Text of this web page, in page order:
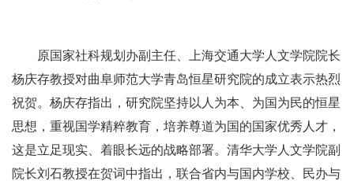
原国家社科规划办副主任、上海交通大学人文学院院长
杨庆存教授对曲阜师范大学青岛恒星研究院的成立表示热烈
祝贺。杨庆存指出，研究院坚持以人为本、为国为民的恒星
思想，重视国学精粹教育，培养尊道为国的国家优秀人才，
这是立足现实、着眼长远的战略部署。清华大学人文学院副
院长刘石教授在贺词中指出，联合省内与国内学校、民办与